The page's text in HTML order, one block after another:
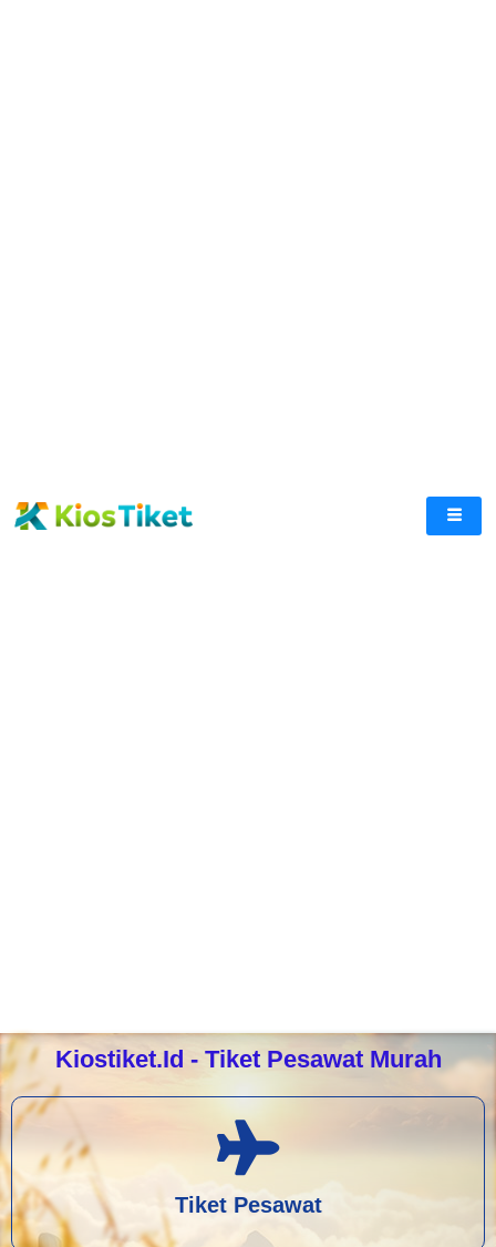
Kiostiket.id - Tiket Pesawat Murah
Tiket Pesawat